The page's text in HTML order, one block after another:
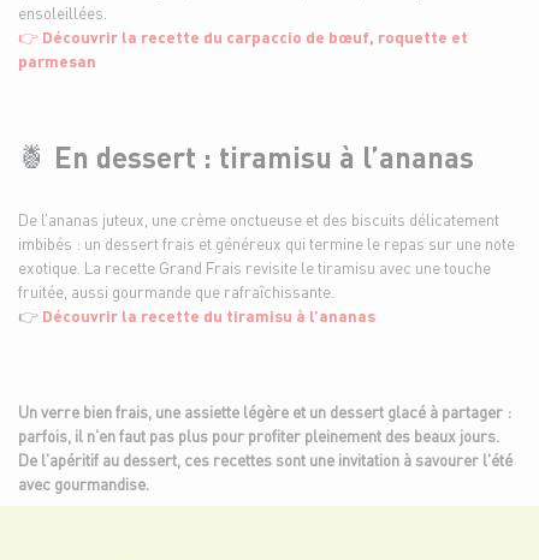
ensoleillées.
👉 Découvrir la recette du carpaccio de bœuf, roquette et
parmesan
🍍 En dessert : tiramisu à l’ananas
De l’ananas juteux, une crème onctueuse et des biscuits délicatement
imbibés : un dessert frais et généreux qui termine le repas sur une note
exotique. La recette Grand Frais revisite le tiramisu avec une touche
fruitée, aussi gourmande que rafraîchissante.
👉 Découvrir la recette du tiramisu à l’ananas
Un verre bien frais, une assiette légère et un dessert glacé à partager :
parfois, il n'en faut pas plus pour profiter pleinement des beaux jours.
De l'apéritif au dessert, ces recettes sont une invitation à savourer l'été
avec gourmandise.